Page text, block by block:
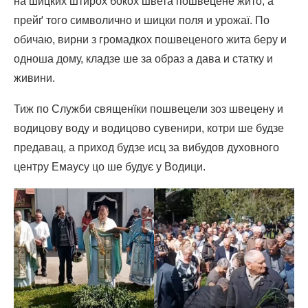
прейґ того символично и шицки поля и урожаї. По
обичаю, вирни з громадкох пошвеценого жита беру и
одноша дому, кладзе ше за образ а дава и статку и
живини.
Тиж по Служби священїки пошвецели зоз швецену и
водицову воду и водицово сувенири, котри ше будзе
предавац, а приход будзе исц за вибудов духовного
центру Емаусу цо ше будує у Водици.